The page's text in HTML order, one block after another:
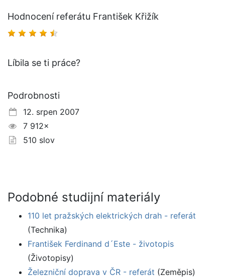
Hodnocení referátu František Křižík
Líbila se ti práce?
Podrobnosti
12. srpen 2007
7 912×
510 slov
Podobné studijní materiály
110 let pražských elektrických drah - referát
(Technika)
František Ferdinand d´Este - životopis
(Životopisy)
Železniční doprava v ČR - referát (Zeměpis)